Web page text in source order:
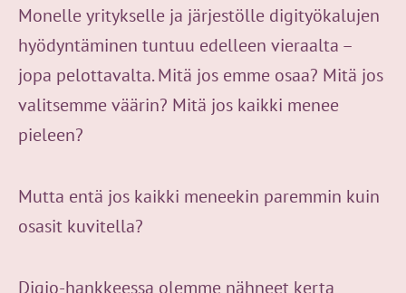
Monelle yritykselle ja järjestölle digityökalujen
hyödyntäminen tuntuu edelleen vieraalta –
jopa pelottavalta. Mitä jos emme osaa? Mitä jos
valitsemme väärin? Mitä jos kaikki menee
pieleen?
Mutta entä jos kaikki meneekin paremmin kuin
osasit kuvitella?
Digio-hankkeessa olemme nähneet kerta